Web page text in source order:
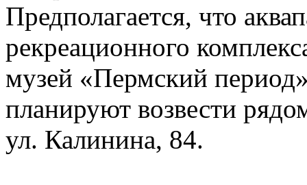
Предполагается, что
рекреационного
музей «Пермский
планируют возвести
ул. Калинина, 84.